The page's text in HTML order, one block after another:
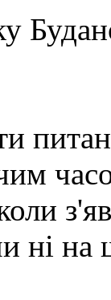
ні на